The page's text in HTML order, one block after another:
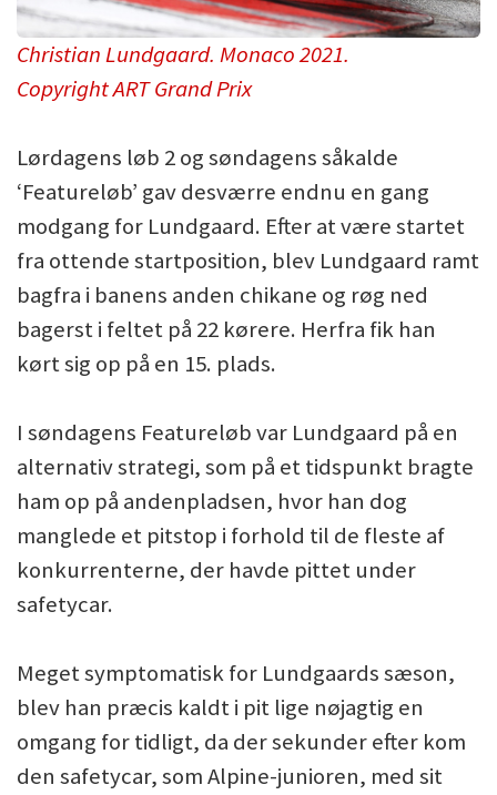
Christian Lundgaard. Monaco 2021.
Copyright ART Grand Prix
Lørdagens løb 2 og søndagens såkalde
‘Featureløb’ gav desværre endnu en gang
modgang for Lundgaard. Efter at være startet
fra ottende startposition, blev Lundgaard ramt
bagfra i banens anden chikane og røg ned
bagerst i feltet på 22 kørere. Herfra fik han
kørt sig op på en 15. plads.
I søndagens Featureløb var Lundgaard på en
alternativ strategi, som på et tidspunkt bragte
ham op på andenpladsen, hvor han dog
manglede et pitstop i forhold til de fleste af
konkurrenterne, der havde pittet under
safetycar.
Meget symptomatisk for Lundgaards sæson,
blev han præcis kaldt i pit lige nøjagtig en
omgang for tidligt, da der sekunder efter kom
den safetycar, som Alpine-junioren, med sit